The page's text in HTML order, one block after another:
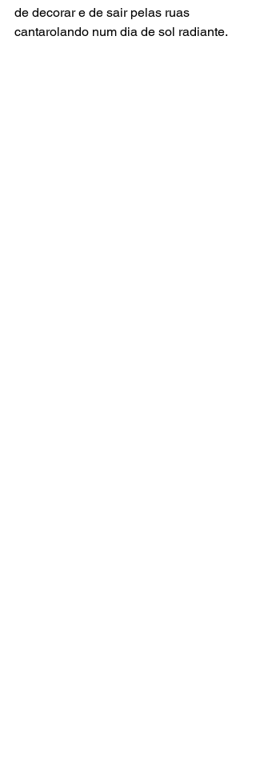
de decorar e de sair pelas ruas
cantarolando num dia de sol radiante.